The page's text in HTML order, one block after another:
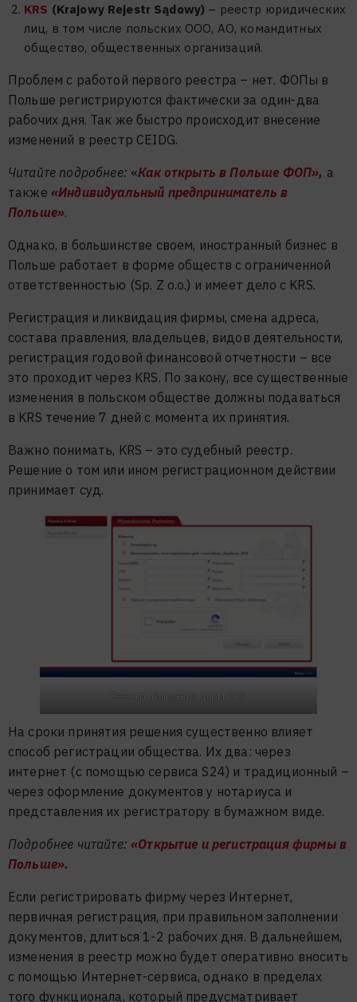
KRS (Krajowy Rejestr Sądowy) – реестр юридических
лиц, в том числе польских ООО, АО, командитных
общество, общественных организаций.
Проблем с работой первого реестра – нет. ФОПы в
Польше регистрируются фактически за один-два
рабочих дня. Так же быстро происходит внесение
изменений в реестр CEIDG.
Читайте подробнее: «Как открыть в Польше ФОП», а
также «Индивидуальный предприниматель в
Польше».
Однако, в большинстве своем, иностранный бизнес в
Польше работает в форме обществ с ограниченной
ответственностью (Sp. Z o.o.) и имеет дело с KRS.
Регистрация и ликвидация фирмы, смена адреса,
состава правления, владельцев, видов деятельности,
регистрация годовой финансовой отчетности – все
это проходит через KRS. По закону, все существенные
изменения в польском обществе должны подаваться
в KRS течение 7 дней с момента их принятия.
Важно понимать, KRS – это судебный реестр.
Решение о том или ином регистрационном действии
принимает суд.
Реєстр польських фірм KRS
На сроки принятия решения существенно влияет
способ регистрации общества. Их два: через
интернет (с помощью сервиса S24) и традиционный –
через оформление документов у нотариуса и
представления их регистратору в бумажном виде.
Подробнее читайте: «Открытие и регистрация фирмы в
Польше».
Если регистрировать фирму через Интернет,
первичная регистрация, при правильном заполнении
документов, длиться 1-2 рабочих дня. В дальнейшем,
изменения в реестр можно будет оперативно вносить
с помощью Интернет-сервиса, однако в пределах
того функционала, который предусматривает